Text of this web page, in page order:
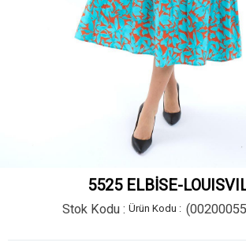
5525 ELBİSE-
Stok Kodu